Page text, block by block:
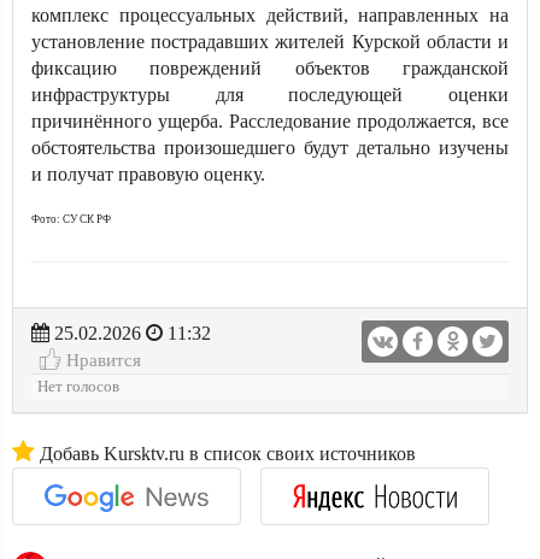
комплекс процессуальных действий, направленных на
установление пострадавших жителей Курской области и
фиксацию повреждений объектов гражданской
инфраструктуры для последующей оценки
причинённого ущерба. Расследование продолжается, все
обстоятельства произошедшего будут детально изучены
и получат правовую оценку.
Фото: СУ СК РФ
25.02.2026
11:32
Нравится
Нет голосов
Добавь Kursktv.ru в список своих источников